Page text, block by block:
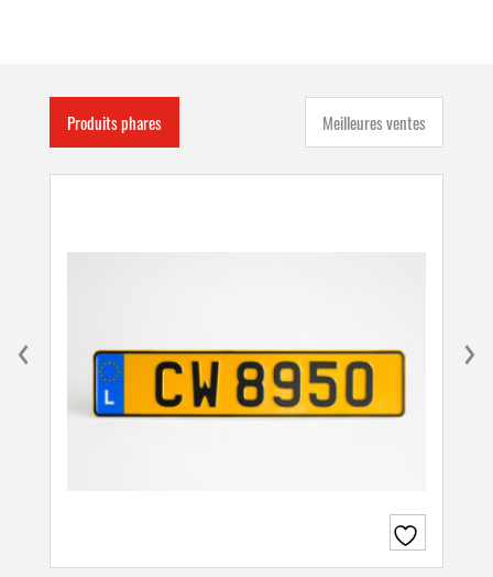
Produits phares Meilleures ventes